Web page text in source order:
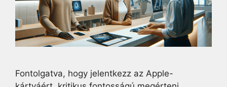
Fontolgatva, hogy jelentkezz az Apple-